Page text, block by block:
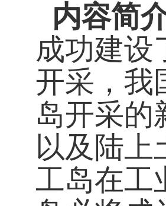
内容简
成功建设
开采，我
岛开采的
以及陆上
工岛在工